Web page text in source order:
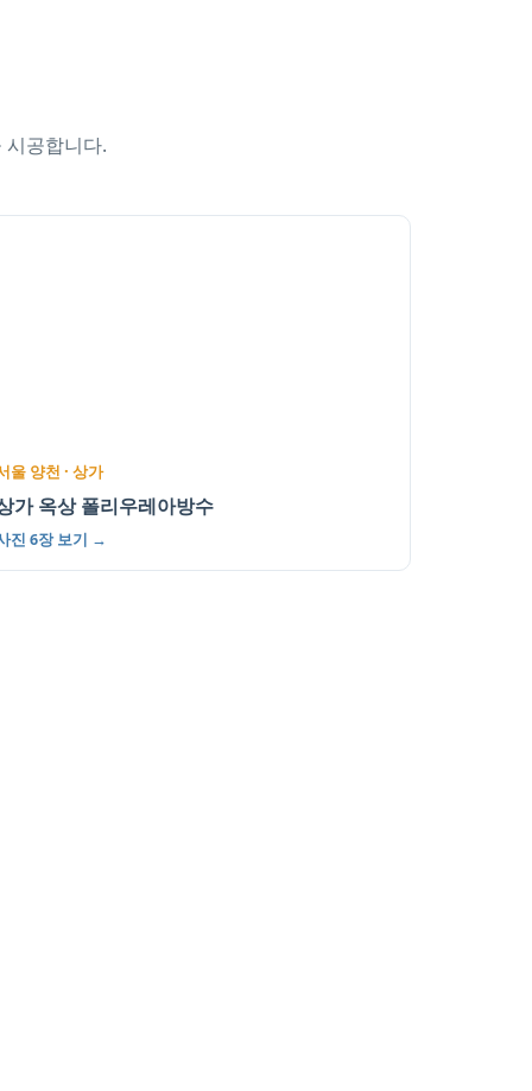
시공합니다.
울 양천 · 상가
가 옥상 폴리우레아방수
진 6장 보기 →